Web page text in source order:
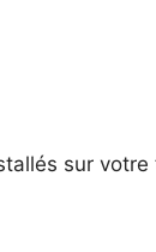
sur votre